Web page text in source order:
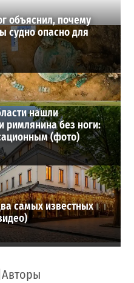
объяснил, почему
судно опасно для
нашли
римлянина без ноги:
(фото)
самых известных
Авторы